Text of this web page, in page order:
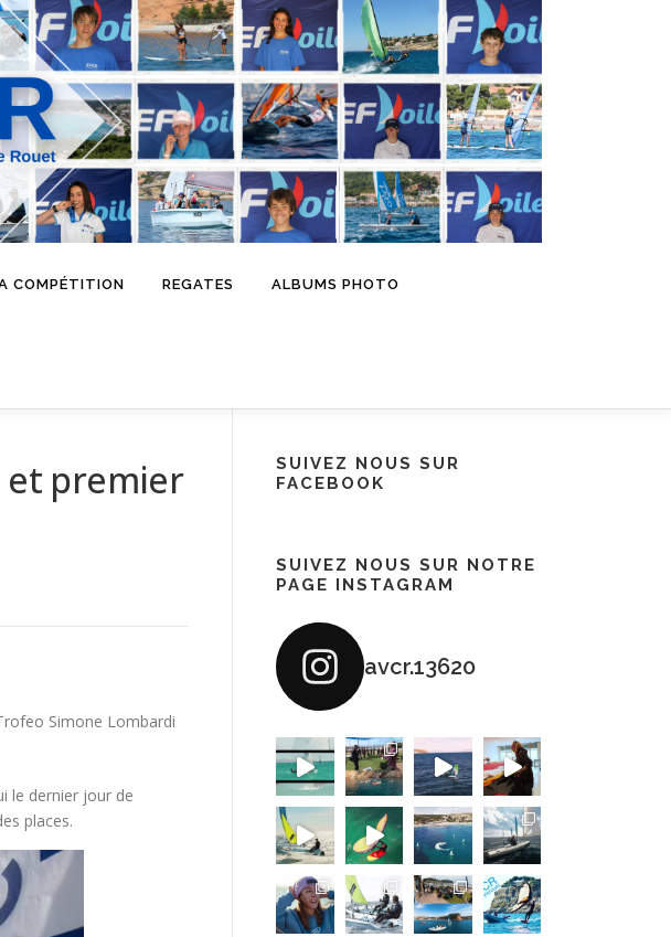
COMPÉTITION REGATES ALBUMS PHOTO
et premier
Simone Lombardi
le dernier jour de
places.
SUIVEZ NOUS SUR
FACEBOOK
SUIVEZ NOUS SUR NOTRE
PAGE INSTAGRAM
avcr.13620